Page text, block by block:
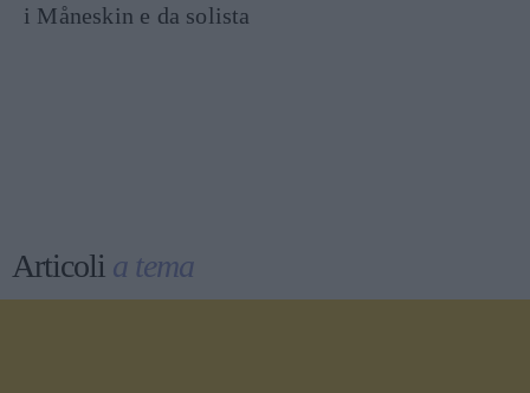
i Måneskin e da solista
Articoli a tema